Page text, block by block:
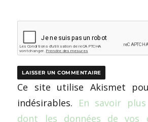
Ce site utilise Akismet
indésirables. En savoir
dont les données de vos